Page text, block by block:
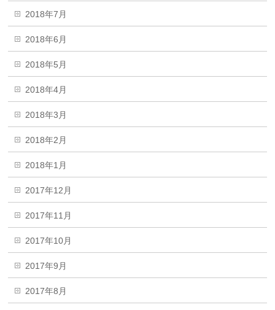
2018年7月
2018年6月
2018年5月
2018年4月
2018年3月
2018年2月
2018年1月
2017年12月
2017年11月
2017年10月
2017年9月
2017年8月